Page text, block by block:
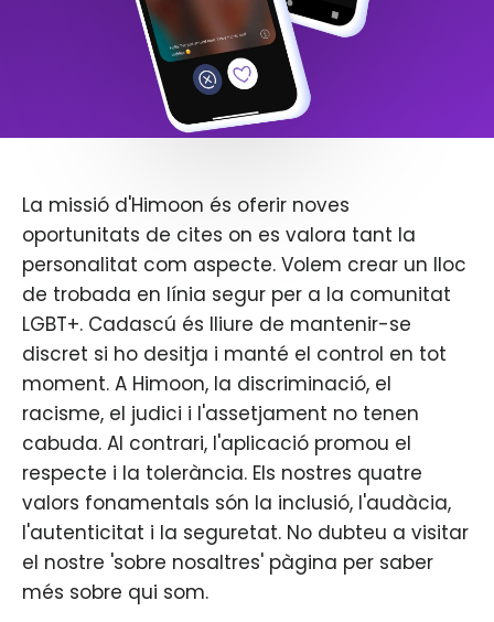
La missió d'Himoon és oferir noves
oportunitats de cites on es valora tant la
personalitat com aspecte. Volem crear un lloc
de trobada en línia segur per a la comunitat
LGBT+. Cadascú és lliure de mantenir-se
discret si ho desitja i manté el control en tot
moment. A Himoon, la discriminació, el
racisme, el judici i l'assetjament no tenen
cabuda. Al contrari, l'aplicació promou el
respecte i la tolerància. Els nostres quatre
valors fonamentals són la inclusió, l'audàcia,
l'autenticitat i la seguretat. No dubteu a visitar
el nostre 'sobre nosaltres' pàgina per saber
més sobre qui som.